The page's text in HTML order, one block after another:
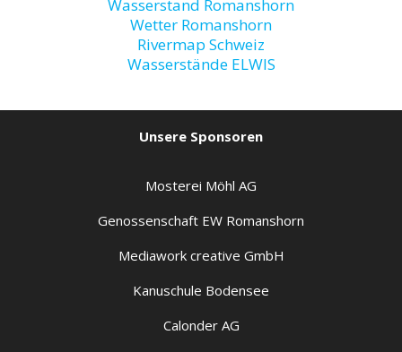
Wasserstand Romanshorn
Wetter Romanshorn
Rivermap Schweiz
Wasserstände ELWIS
Unsere Sponsoren
Mosterei Möhl AG
Genossenschaft EW Romanshorn
Mediawork creative GmbH
Kanuschule Bodensee
Calonder AG